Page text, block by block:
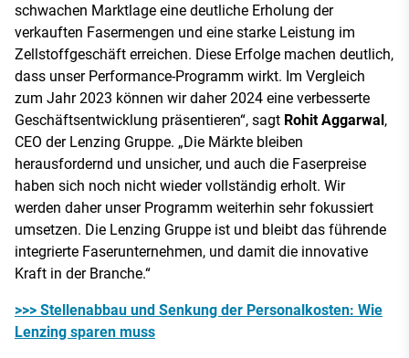
schwachen Marktlage eine deutliche Erholung der
verkauften Fasermengen und eine starke Leistung im
Zellstoffgeschäft erreichen. Diese Erfolge machen deutlich,
dass unser Performance-Programm wirkt. Im Vergleich
zum Jahr 2023 können wir daher 2024 eine verbesserte
Geschäftsentwicklung präsentieren“, sagt Rohit Aggarwal,
CEO der Lenzing Gruppe. „Die Märkte bleiben
herausfordernd und unsicher, und auch die Faserpreise
haben sich noch nicht wieder vollständig erholt. Wir
werden daher unser Programm weiterhin sehr fokussiert
umsetzen. Die Lenzing Gruppe ist und bleibt das führende
integrierte Faserunternehmen, und damit die innovative
Kraft in der Branche.“
>>> Stellenabbau und Senkung der Personalkosten: Wie
Lenzing sparen muss